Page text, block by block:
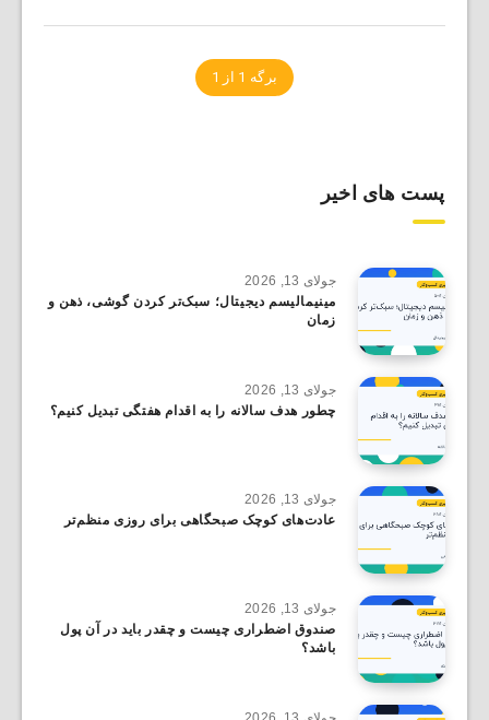
برگه 1 از 1
پست های اخیر
جولای 13, 2026
مینیمالیسم دیجیتال؛ سبک‌تر کردن گوشی، ذهن و
زمان
جولای 13, 2026
چطور هدف سالانه را به اقدام هفتگی تبدیل کنیم؟
جولای 13, 2026
عادت‌های کوچک صبحگاهی برای روزی منظم‌تر
جولای 13, 2026
صندوق اضطراری چیست و چقدر باید در آن پول
باشد؟